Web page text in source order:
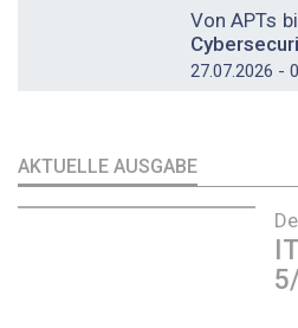
Von APTs
27.07.2026 -
AKTUELLE AUSGABE